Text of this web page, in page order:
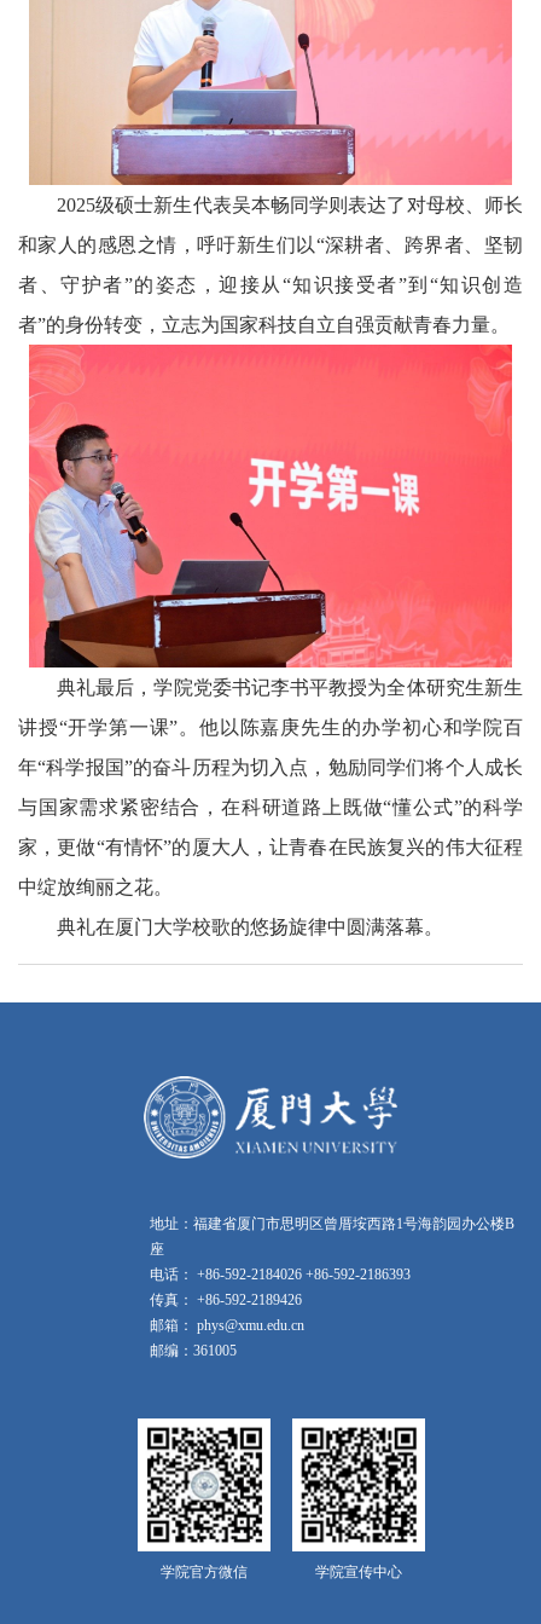
2025级硕士新生代表吴本畅同学则表达了对母校、师长
和家人的感恩之情，呼吁新生们以“深耕者、跨界者、坚韧
者、守护者”的姿态，迎接从“知识接受者”到“知识创造
者”的身份转变，立志为国家科技自立自强贡献青春力量。
典礼最后，学院党委书记李书平教授为全体研究生新生
讲授“开学第一课”。他以陈嘉庚先生的办学初心和学院百
年“科学报国”的奋斗历程为切入点，勉励同学们将个人成长
与国家需求紧密结合，在科研道路上既做“懂公式”的科学
家，更做“有情怀”的厦大人，让青春在民族复兴的伟大征程
中绽放绚丽之花。
典礼在厦门大学校歌的悠扬旋律中圆满落幕。
地址：福建省厦门市思明区曾厝垵西路1号海韵园办公楼B
座
电话： +86-592-2184026 +86-592-2186393
传真： +86-592-2189426
邮箱： phys@xmu.edu.cn
邮编：361005
学院官方微信 学院宣传中心